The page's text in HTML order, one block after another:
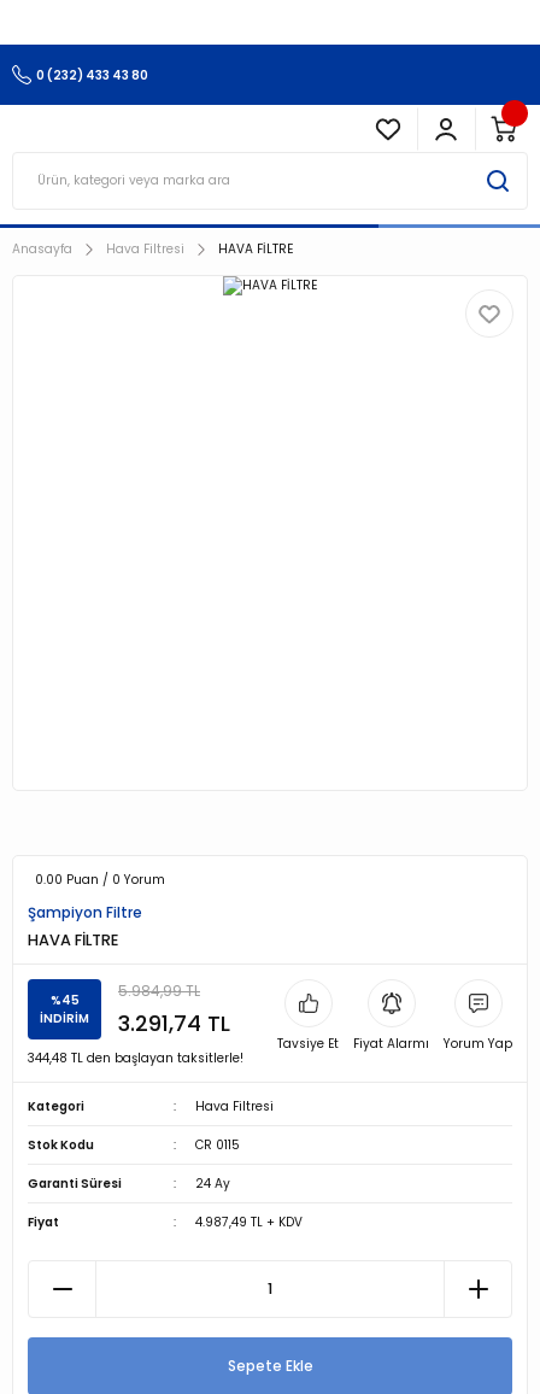
0 (232) 433 43 80
Anasayfa Hava Filtresi HAVA FİLTRE
0.00 Puan / 0 Yorum
Şampiyon Filtre
HAVA FİLTRE
%45
İNDİRİM
5.984,99 TL
3.291,74 TL
344,48 TL den başlayan taksitlerle!
Tavsiye Et Fiyat Alarmı Yorum Yap
Kategori Hava Filtresi
Stok Kodu CR 0115
Garanti Süresi 24 Ay
Fiyat 4.987,49 TL + KDV
Sepete Ekle